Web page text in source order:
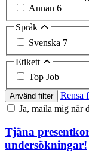
Annan 6
Språk
Svenska 7
Etikett
Top Job
Använd filter
Rensa
Ja, maila mig när
Tjäna
undersökningar!